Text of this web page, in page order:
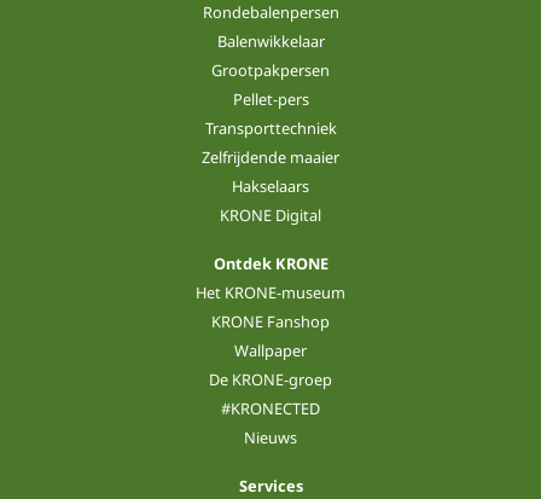
Rondebalenpersen
Balenwikkelaar
Grootpakpersen
Pellet-pers
Transporttechniek
Zelfrijdende maaier
Hakselaars
KRONE Digital
Ontdek KRONE
Het KRONE-museum
KRONE Fanshop
Wallpaper
De KRONE-groep
#KRONECTED
Nieuws
Services